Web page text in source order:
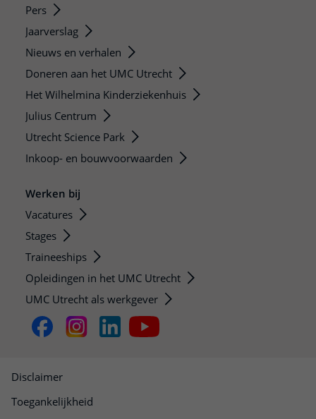
Pers
Jaarverslag
Nieuws en verhalen
Doneren aan het UMC Utrecht
Het Wilhelmina Kinderziekenhuis
Julius Centrum
Utrecht Science Park
Inkoop- en bouwvoorwaarden
Werken bij
Vacatures
Stages
Traineeships
Opleidingen in het UMC Utrecht
UMC Utrecht als werkgever
Disclaimer
Toegankelijkheid